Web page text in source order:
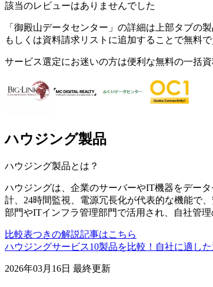
該当のレビューはありませんでした
「 御殿山データセンター 」の詳細は上部タブの
もしくは資料請求リストに追加することで無料で
サービス選定にお迷いの方は便利な無料の一括
ハウジング製品
ハウジング製品とは？
ハウジングは、企業のサーバーやIT機器をデー
計、24時間監視、電源冗長化が代表的な機能で
部門やITインフラ管理部門で活用され、自社管理
比較表つきの解説記事はこちら
ハウジングサービス10製品を比較！自社に適し
2026年03月16日 最終更新